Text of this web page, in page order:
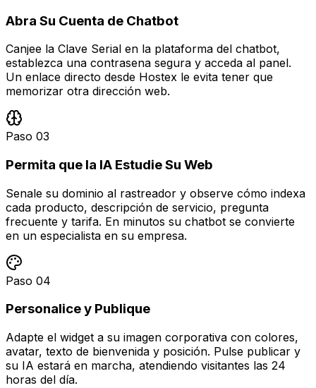
Abra Su Cuenta de Chatbot
Canjee la Clave Serial en la plataforma del chatbot,
establezca una contrasena segura y acceda al panel.
Un enlace directo desde Hostex le evita tener que
memorizar otra dirección web.
Paso 03
Permita que la IA Estudie Su Web
Senale su dominio al rastreador y observe cómo indexa
cada producto, descripción de servicio, pregunta
frecuente y tarifa. En minutos su chatbot se convierte
en un especialista en su empresa.
Paso 04
Personalice y Publique
Adapte el widget a su imagen corporativa con colores,
avatar, texto de bienvenida y posición. Pulse publicar y
su IA estará en marcha, atendiendo visitantes las 24
horas del día.